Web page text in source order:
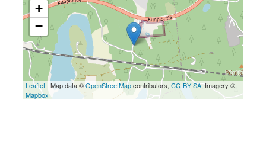
+
−
Leaflet| Map data ©OpenStreetMapcontributors, CC-BY-SA, Imagery ©
Mapbox